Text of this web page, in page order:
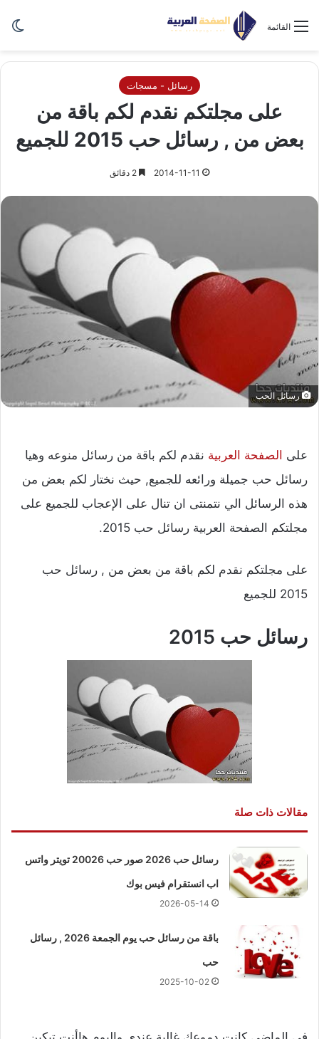
القائمة
رسائل - مسجات
على مجلتكم نقدم لكم باقة من
بعض من , رسائل حب 2015 للجميع
2014-11-11
رسائل الحب
على الصفحة العربية نقدم لكم باقة من رسائل منوعه وهيا
رسائل حب جميلة ورائعه للجميع, حيث نختار لكم بعض من
هذه الرسائل الي نتمنتى ان تنال على الإعجاب للجميع على
مجلتكم الصفحة العربية رسائل حب 2015.
على مجلتكم نقدم لكم باقة من بعض من , رسائل حب
2015 للجميع
رسائل حب 2015
مقالات ذات صلة
رسائل حب 2026 صور حب 20026 تويتر واتس
اب انستقرام فيس بوك
2026-05-14
باقة من رسائل حب يوم الجمعة 2026 , رسائل
حب
2025-10-02